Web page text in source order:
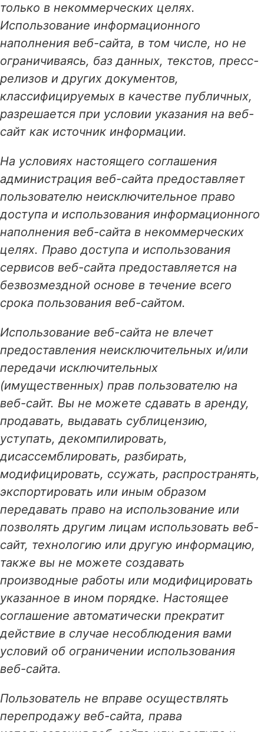
только в некоммерческих целях.
Использование информационного
наполнения веб-сайта, в том числе, но не
ограничиваясь, баз данных, текстов, пресс-
релизов и других документов,
классифицируемых в качестве публичных,
разрешается при условии указания на веб-
сайт как источник информации.
На условиях настоящего соглашения
администрация веб-сайта предоставляет
пользователю неисключительное право
доступа и использования информационного
наполнения веб-сайта в некоммерческих
целях. Право доступа и использования
сервисов веб-сайта предоставляется на
безвозмездной основе в течение всего
срока пользования веб-сайтом.
Использование веб-сайта не влечет
предоставления неисключительных и/или
передачи исключительных
(имущественных) прав пользователю на
веб-сайт. Вы не можете сдавать в аренду,
продавать, выдавать сублицензию,
уступать, декомпилировать,
дисассемблировать, разбирать,
модифицировать, ссужать, распространять,
экспортировать или иным образом
передавать право на использование или
позволять другим лицам использовать веб-
сайт, технологию или другую информацию,
также вы не можете создавать
производные работы или модифицировать
указанное в ином порядке. Настоящее
соглашение автоматически прекратит
действие в случае несоблюдения вами
условий об ограничении использования
веб-сайта.
Пользователь не вправе осуществлять
перепродажу веб-сайта, права